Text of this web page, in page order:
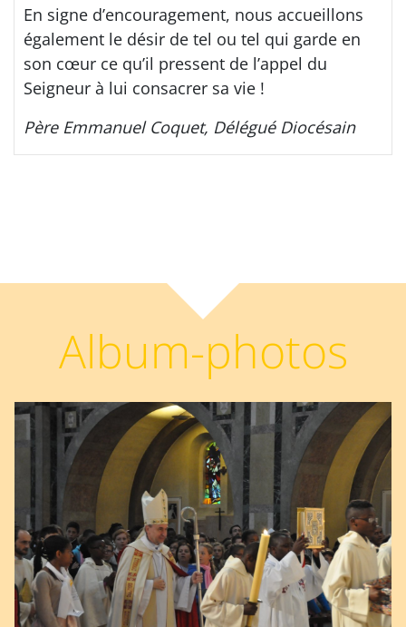
En signe d’encouragement, nous accueillons
également le désir de tel ou tel qui garde en
son cœur ce qu’il pressent de l’appel du
Seigneur à lui consacrer sa vie !
Père Emmanuel Coquet, Délégué Diocésain
Album-photos